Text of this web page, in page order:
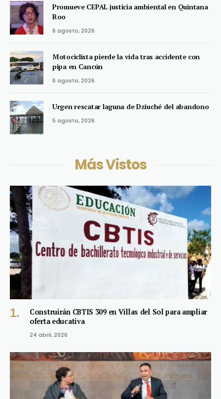
Promueve CEPAL justicia ambiental en Quintana
Roo
6 agosto, 2026
Motociclista pierde la vida tras accidente con
pipa en Cancún
6 agosto, 2026
Urgen rescatar laguna de Dziuché del abandono
5 agosto, 2026
Más Vistos
Construirán CBTIS 309 en Villas del Sol para ampliar
oferta educativa
24 abril, 2026